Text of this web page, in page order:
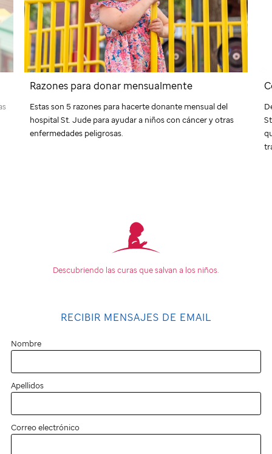
Razones para donar mensualmente
Estas son 5 razones para hacerte donante mensual del
hospitalSt. Jude para ayudar a niños con cáncer y otras
enfermedades peligrosas.
Descubriendo las curas quesalvan a los niños.
RECIBIR MENSAJES DE EMAIL
Nombre
Apellidos
Correo electrónico